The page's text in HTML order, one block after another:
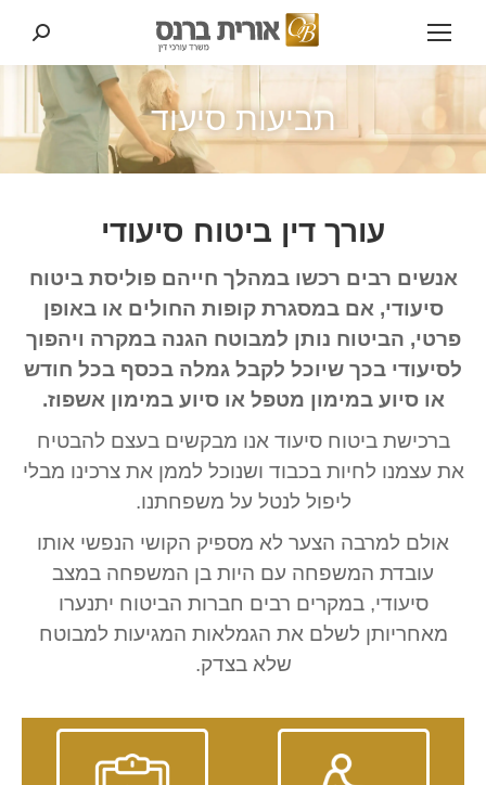
תביעות סיעוד
עורך דין ביטוח סיעודי
אנשים רבים רכשו במהלך חייהם פוליסת ביטוח
סיעודי, אם במסגרת קופות החולים או באופן
פרטי, הביטוח נותן למבוטח הגנה במקרה ויהפוך
לסיעודי בכך שיוכל לקבל גמלה בכסף בכל חודש
או סיוע במימון מטפל או סיוע במימון אשפוז.
ברכישת ביטוח סיעוד אנו מבקשים בעצם להבטיח
את עצמנו לחיות בכבוד ושנוכל לממן את צרכינו מבלי
ליפול לנטל על משפחתנו.
אולם למרבה הצער לא מספיק הקושי הנפשי אותו
עובדת המשפחה עם היות בן המשפחה במצב
סיעודי, במקרים רבים חברות הביטוח יתנערו
מאחריותן לשלם את הגמלאות המגיעות למבוטח
שלא בצדק.